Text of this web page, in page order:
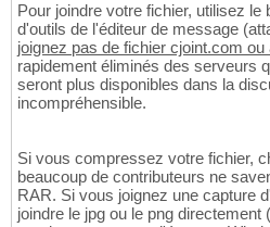
Pour joindre votre fichier, utilisez le
d'outils de l'éditeur de message
joignez pas de fichier cjoint.com ou
rapidement éliminés des serveurs
seront plus disponibles dans la
incompréhensible.
Si vous compressez votre fichier,
beaucoup de contributeurs ne
RAR. Si vous joignez une capture
joindre le jpg ou le png